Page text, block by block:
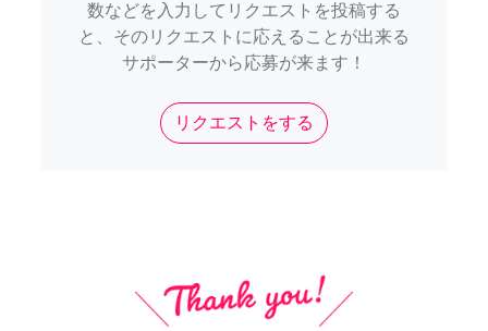
数などを入力してリクエストを投稿する
と、そのリクエストに応えることが出来る
サポーターから応募が来ます！
リクエストをする